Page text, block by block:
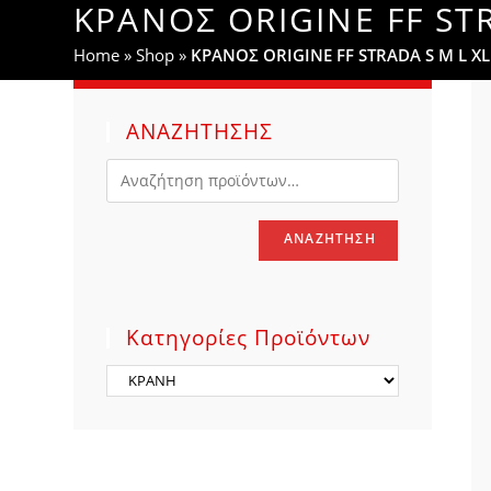
WEBSITE
SEARCH
ΚΡΑΝΟΣ ORIGINE FF
Home »Shop » ΚΡΑΝΟΣ ORIGINE FF STRADA S M L
ΑΝΑΖΗΤΗΣΗΣ
ΑΝΑΖΉΤΗΣΗ
Κατηγορίες Προϊόντων